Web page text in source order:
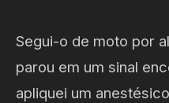
Segui-o de moto por
parou em um sinal
apliquei um